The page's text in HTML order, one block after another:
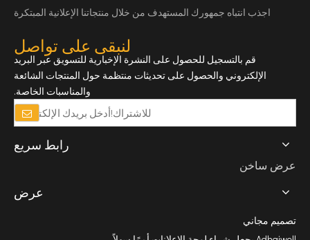
اجذب انتباه جمهورك المستهدف من خلال منتجاتنا الإعلانية المبتكرة
لنبقى على تواصل
قم بالتسجيل للحصول على النشرة الإخبارية للتسويق عبر البريد
الإلكتروني والحصول على تحديثات منتظمة حول المنتجات الشائعة
والمناسبات الخاصة.
رابط سريع
عرض ساخن
عرض
تصميم مجاني